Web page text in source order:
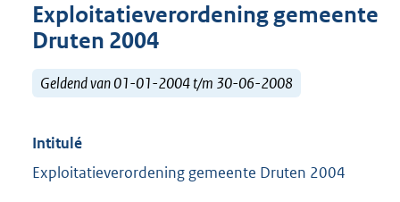
Exploitatieverordening gemeente
Druten 2004
Geldend van 01-01-2004 t/m 30-06-2008
Intitulé
Exploitatieverordening gemeente Druten 2004